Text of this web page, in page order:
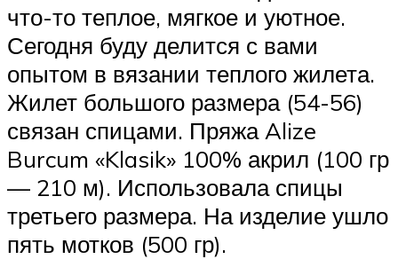
что-то теплое, мягкое и уютное.
Сегодня буду делится с вами
опытом в вязании теплого жилета.
Жилет большого размера (54-56)
связан спицами. Пряжа Alize
Burcum «Klasik» 100% акрил (100 гр
— 210 м). Использовала спицы
третьего размера. На изделие ушло
пять мотков (500 гр).